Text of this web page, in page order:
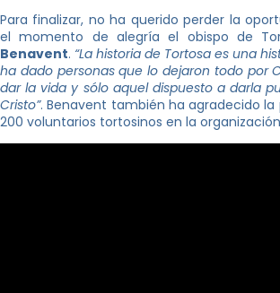
Para finalizar, no ha querido perder la
el momento de alegría el obispo de
Benavent. “La historia de Tortosa es una
ha dado personas que lo dejaron todo por
dar la vida y sólo aquel dispuesto a darla
Cristo”. Benavent también ha agradecido
200 voluntarios tortosinos en la